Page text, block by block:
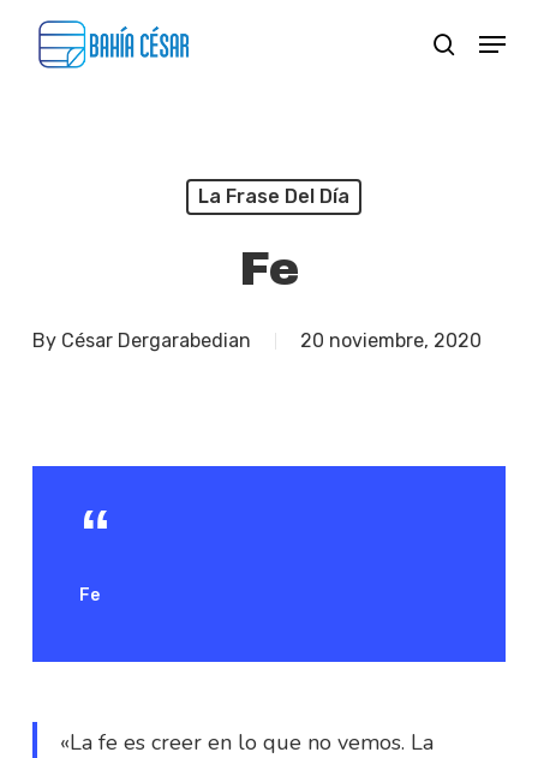
search
Menu
La Frase Del Día
Fe
By César Dergarabedian 20 noviembre, 2020
Fe
«La fe es creer en lo que no vemos. La